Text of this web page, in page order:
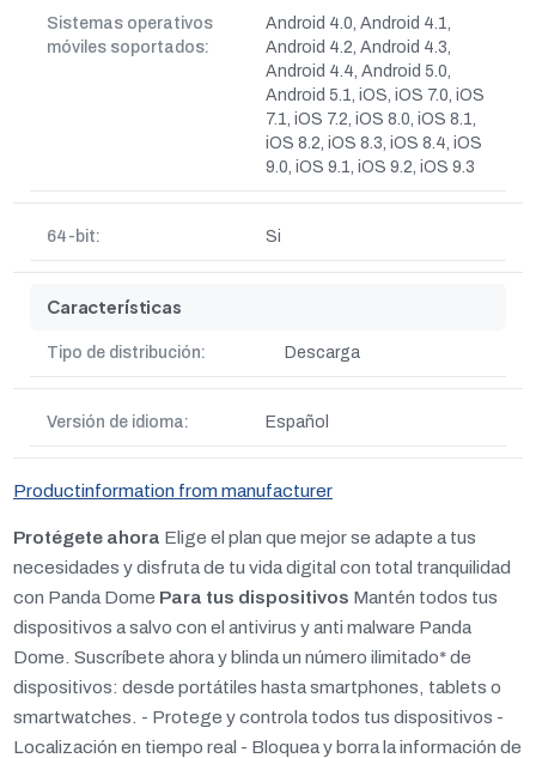
Sistemas operativos
móviles soportados:
Android 4.0, Android 4.1,
Android 4.2, Android 4.3,
Android 4.4, Android 5.0,
Android 5.1, iOS, iOS 7.0, iOS
7.1, iOS 7.2, iOS 8.0, iOS 8.1,
iOS 8.2, iOS 8.3, iOS 8.4, iOS
9.0, iOS 9.1, iOS 9.2, iOS 9.3
64-bit: Si
Características
Tipo de distribución: Descarga
Versión de idioma: Español
Productinformation from manufacturer
Protégete ahora Elige el plan que mejor se adapte a tus
necesidades y disfruta de tu vida digital con total tranquilidad
con Panda Dome Para tus dispositivos Mantén todos tus
dispositivos a salvo con el antivirus y anti malware Panda
Dome. Suscríbete ahora y blinda un número ilimitado* de
dispositivos: desde portátiles hasta smartphones, tablets o
smartwatches. - Protege y controla todos tus dispositivos -
Localización en tiempo real - Bloquea y borra la información de